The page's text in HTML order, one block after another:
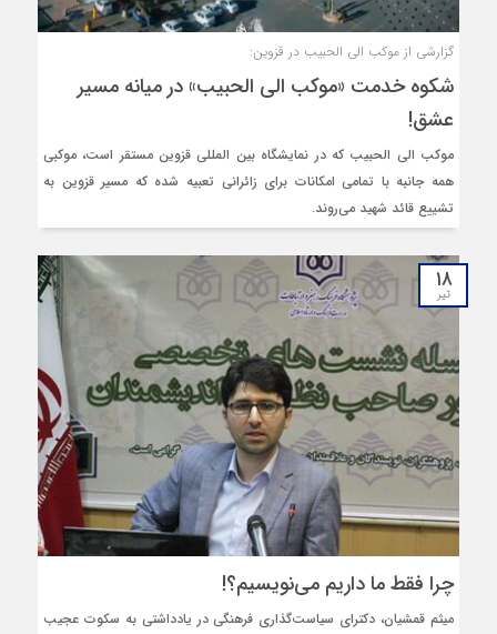
گزارشی از موکب الی الحبیب در قزوین:
شکوه خدمت «موکب الی الحبیب» در میانه مسیر
عشق!
موکب الی الحبیب که در نمایشگاه بین المللی قزوین مستقر است، موکبی
همه جانبه با تمامی امکانات برای زائرانی تعبیه شده که مسیر قزوین به
تشییع قائد شهید می‌روند.
۱۸
تیر
چرا فقط ما داریم می‌نویسیم؟!
میثم قمشیان، دکترای سیاست‌گذاری فرهنگی در یادداشتی به سکوت عجیب